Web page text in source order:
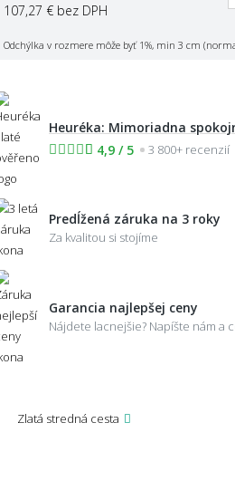
107,27 € bez DPH
Odchýlka v rozmere môže byť 1%, min 3 cm (norma
Heuréka: Mimoriadna
4,9 / 5
3 800+ recenzií
Predĺžená záruka na 3 roky
Za kvalitou si stojíme
Garancia najlepšej ceny
Nájdete lacnejšie? Napíšte nám a
Zlatá stredná cesta